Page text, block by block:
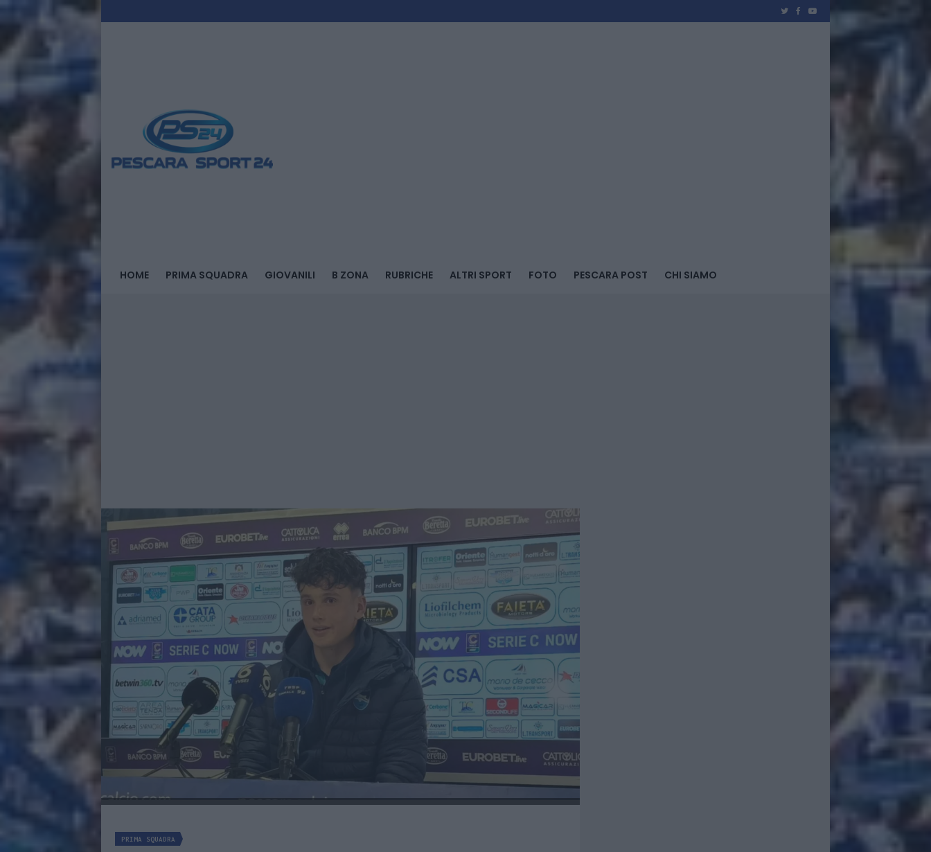
HOME PRIMA SQUADRA GIOVANILI B ZONA RUBRICHE ALTRI SPORT FOTO PESCARA POST CHI SIAMO
PRIMA SQUADRA